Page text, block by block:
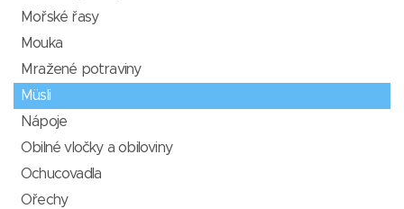
Mořské řasy
Mouka
Mražené potraviny
Müsli
Nápoje
Obilné vločky a obiloviny
Ochucovadla
Ořechy